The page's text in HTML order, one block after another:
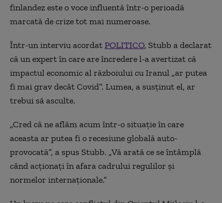
Creșterea vertiginoasă a prețurilor la energie: reuniune
a miniștrilor europeni marți
Peste 300 de militari americani au fost răniți de la
începutul războiului împotriva Iranului, potrivit armatei
americane
O fabrică de prelucrare a uraniului a fost ținta unor
atacuri, potrivit Organizației Iraniene pentru Energie
Atomică
Indonezia și Malaezia sunt gata să-și intensifice
eforturile diplomatice pentru a „dezamorsa conflictele”
Un reactor cu apă grea a fost lovit în centrul Iranului,
potrivit presei iraniene
Două fabrici siderurgice au fost ținta unor atacuri în
finlandez este o voce influentă într-o perioadă
marcată de crize tot mai numeroase.
Într-un interviu acordatPOLITICO, Stubb a declarat
că un expert în care are încredere l-a avertizat că
impactul economic al războiului cu Iranul „ar putea
fi mai grav decât Covid”. Lumea, a susținut el, ar
trebui să asculte.
„Cred că ne aflăm acum într-o situație în care
aceasta ar putea fi o recesiune globală auto-
provocată”, a spus Stubb. „Vă arată ce se întâmplă
când acționați în afara cadrului regulilor și
normelor internaționale.”